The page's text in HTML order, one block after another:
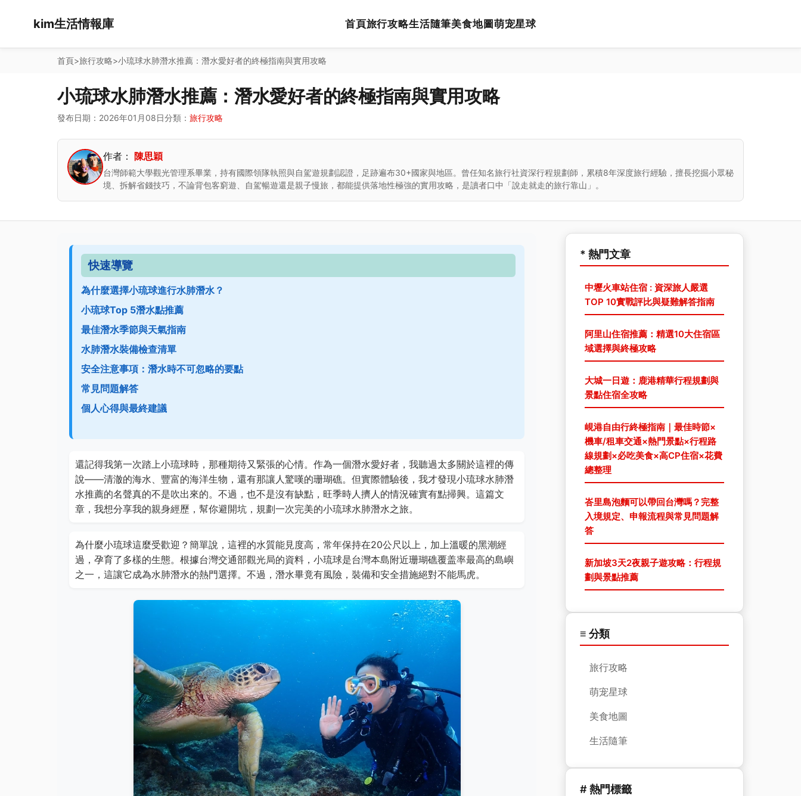
kim生活情報庫 首頁旅行攻略生活隨筆美食地圖萌宠星球
首頁>旅行攻略>小琉球水肺潛水推薦：潛水愛好者的終極指南與實用攻略
小琉球水肺潛水推薦：潛水愛好者的終極指南與實用攻略
發布日期：2026年01月08日分類： 旅行攻略
作者： 陳思穎
台灣師範大學觀光管理系畢業，持有國際領隊執照與自駕遊規劃認證，足跡遍布30+國家與地區。曾任知名旅行社資深行程規劃師，累積8年深度旅行經驗，擅長挖掘小眾秘
境、拆解省錢技巧，不論背包客窮遊、自駕暢遊還是親子慢旅，都能提供落地性極強的實用攻略，是讀者口中「說走就走的旅行靠山」。
快速導覽
為什麼選擇小琉球進行水肺潛水？
小琉球Top 5潛水點推薦
最佳潛水季節與天氣指南
水肺潛水裝備檢查清單
安全注意事項：潛水時不可忽略的要點
常見問題解答
個人心得與最終建議
還記得我第一次踏上小琉球時，那種期待又緊張的心情。作為一個潛水愛好者，我聽過太多關於這裡的傳
說——清澈的海水、豐富的海洋生物，還有那讓人驚嘆的珊瑚礁。但實際體驗後，我才發現小琉球水肺潛
水推薦的名聲真的不是吹出來的。不過，也不是沒有缺點，旺季時人擠人的情況確實有點掃興。這篇文
章，我想分享我的親身經歷，幫你避開坑，規劃一次完美的小琉球水肺潛水之旅。
為什麼小琉球這麼受歡迎？簡單說，這裡的水質能見度高，常年保持在20公尺以上，加上溫暖的黑潮經
過，孕育了多樣的生態。根據台灣交通部觀光局的資料，小琉球是台灣本島附近珊瑚礁覆盖率最高的島嶼
之一，這讓它成為水肺潛水的熱門選擇。不過，潛水畢竟有風險，裝備和安全措施絕對不能馬虎。
* 熱門文章
中壢火車站住宿 : 資深旅人嚴選
TOP 10實戰評比與疑難解答指南
阿里山住宿推薦：精選10大住宿區
域選擇與終極攻略
大城一日遊：鹿港精華行程規劃與
景點住宿全攻略
峴港自由行終極指南｜最佳時節×
機車/租車交通×熱門景點×行程路
線規劃×必吃美食×高CP住宿×花費
總整理
峇里島泡麵可以帶回台灣嗎？完整
入境規定、申報流程與常見問題解
答
新加坡3天2夜親子遊攻略：行程規
劃與景點推薦
≡ 分類
旅行攻略
萌宠星球
美食地圖
生活隨筆
# 熱門標籤